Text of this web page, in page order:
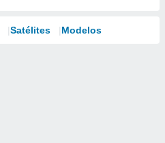
Satélites Modelos